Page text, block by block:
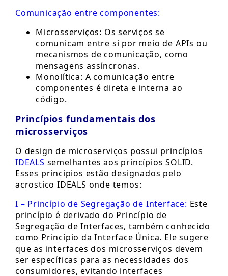
Comunicação entre componentes:
Microsserviços: Os serviços se
comunicam entre si por meio de APIs ou
mecanismos de comunicação, como
mensagens assíncronas.
Monolítica: A comunicação entre
componentes é direta e interna ao
código.
Princípios fundamentais dos
microsserviços
O design de microserviços possui princípios
IDEALS semelhantes aos princípios SOLID.
Esses principios estão designados pelo
acrostico IDEALS onde temos:
I – Princípio de Segregação de Interface: Este
princípio é derivado do Princípio de
Segregação de Interfaces, também conhecido
como Princípio da Interface Única. Ele sugere
que as interfaces dos microsserviços devem
ser específicas para as necessidades dos
consumidores, evitando interfaces